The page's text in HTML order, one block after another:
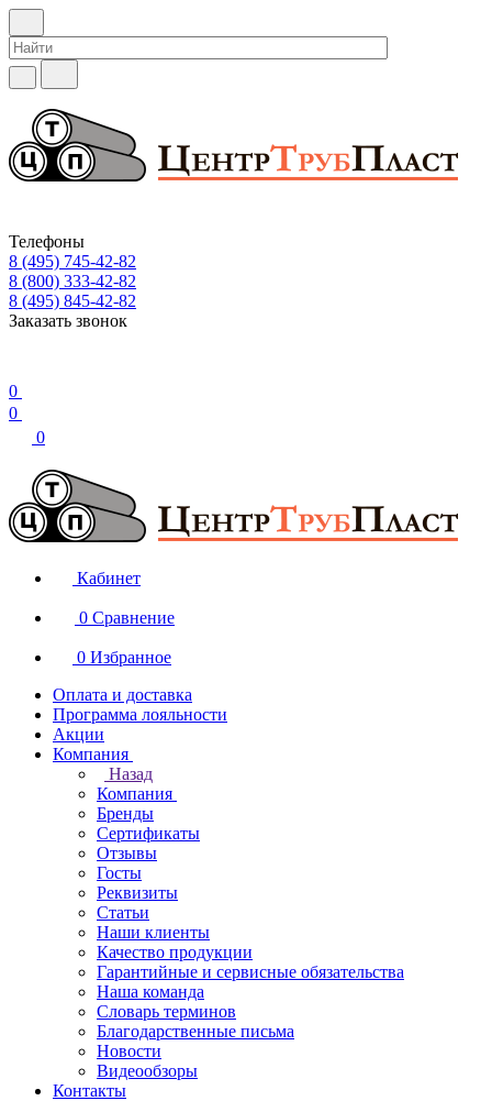
Телефоны
8 (495) 745-42-82
8 (800) 333-42-82
8 (495) 845-42-82
Заказать звонок
0
0
0
Кабинет
0 Сравнение
0 Избранное
Оплата и доставка
Программа лояльности
Акции
Компания
Назад
Компания
Бренды
Сертификаты
Отзывы
Госты
Реквизиты
Статьи
Наши клиенты
Качество продукции
Гарантийные и сервисные обязательства
Наша команда
Словарь терминов
Благодарственные письма
Новости
Видеообзоры
Контакты